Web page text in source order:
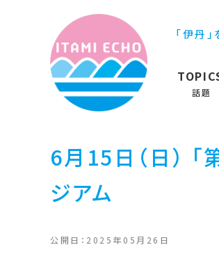
「伊丹
話題
6月15日（日）
ジアム
公開日：2025年05月26日